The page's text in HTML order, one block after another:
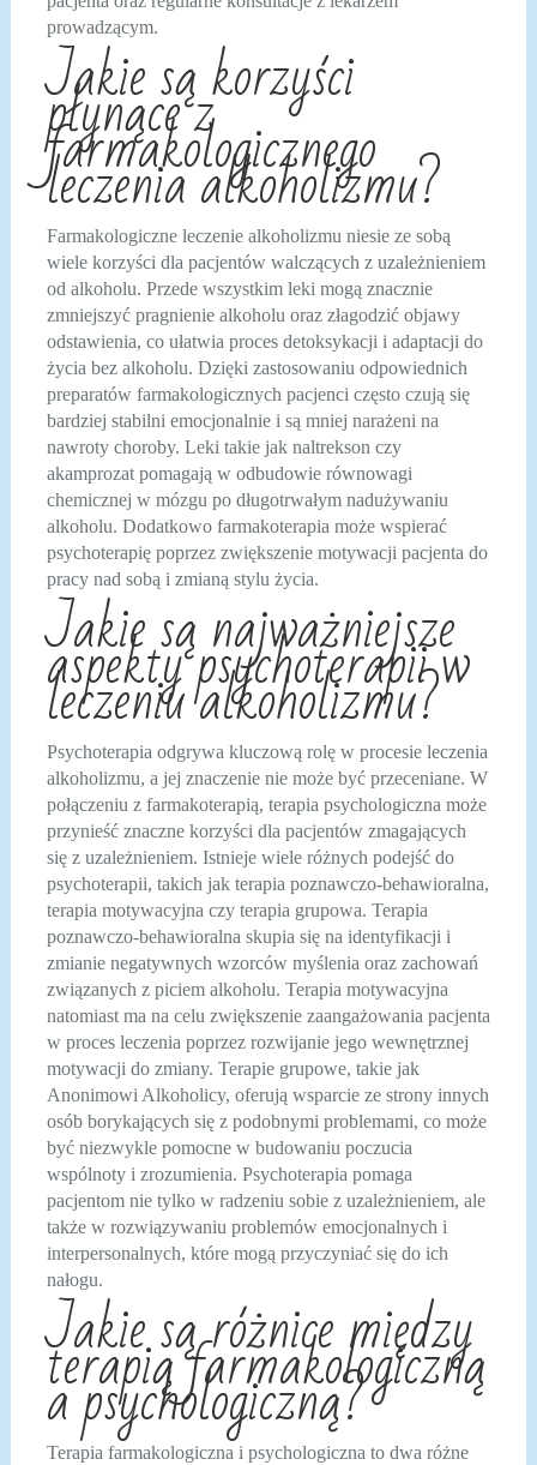
prowadzącym.
Jakie są korzyści
płynące z
farmakologicznego
leczenia alkoholizmu?
Farmakologiczne leczenie alkoholizmu niesie ze sobą
wiele korzyści dla pacjentów walczących z uzależnieniem
od alkoholu. Przede wszystkim leki mogą znacznie
zmniejszyć pragnienie alkoholu oraz złagodzić objawy
odstawienia, co ułatwia proces detoksykacji i adaptacji do
życia bez alkoholu. Dzięki zastosowaniu odpowiednich
preparatów farmakologicznych pacjenci często czują się
bardziej stabilni emocjonalnie i są mniej narażeni na
nawroty choroby. Leki takie jak naltrekson czy
akamprozat pomagają w odbudowie równowagi
chemicznej w mózgu po długotrwałym nadużywaniu
alkoholu. Dodatkowo farmakoterapia może wspierać
psychoterapię poprzez zwiększenie motywacji pacjenta do
pracy nad sobą i zmianą stylu życia.
Jakie są najważniejsze
aspekty psychoterapii w
leczeniu alkoholizmu?
Psychoterapia odgrywa kluczową rolę w procesie leczenia
alkoholizmu, a jej znaczenie nie może być przeceniane. W
połączeniu z farmakoterapią, terapia psychologiczna może
przynieść znaczne korzyści dla pacjentów zmagających
się z uzależnieniem. Istnieje wiele różnych podejść do
psychoterapii, takich jak terapia poznawczo-behawioralna,
terapia motywacyjna czy terapia grupowa. Terapia
poznawczo-behawioralna skupia się na identyfikacji i
zmianie negatywnych wzorców myślenia oraz zachowań
związanych z piciem alkoholu. Terapia motywacyjna
natomiast ma na celu zwiększenie zaangażowania pacjenta
w proces leczenia poprzez rozwijanie jego wewnętrznej
motywacji do zmiany. Terapie grupowe, takie jak
Anonimowi Alkoholicy, oferują wsparcie ze strony innych
osób borykających się z podobnymi problemami, co może
być niezwykle pomocne w budowaniu poczucia
wspólnoty i zrozumienia. Psychoterapia pomaga
pacjentom nie tylko w radzeniu sobie z uzależnieniem, ale
także w rozwiązywaniu problemów emocjonalnych i
interpersonalnych, które mogą przyczyniać się do ich
nałogu.
Jakie są różnice między
terapią farmakologiczną
a psychologiczną?
Terapia farmakologiczna i psychologiczna to dwa różne